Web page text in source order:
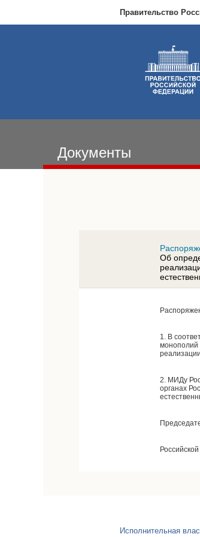
Правительство
Документы
Об
1. В
монополий
2. МИДу
органах
Исполнительная